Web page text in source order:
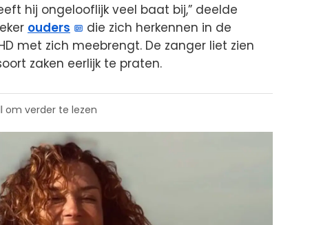
hij ongelooflijk veel baat bij,” deelde
ouders
die zich herkennen in de
met zich meebrengt. De zanger liet zien
zaken eerlijk te praten.
om verder te lezen